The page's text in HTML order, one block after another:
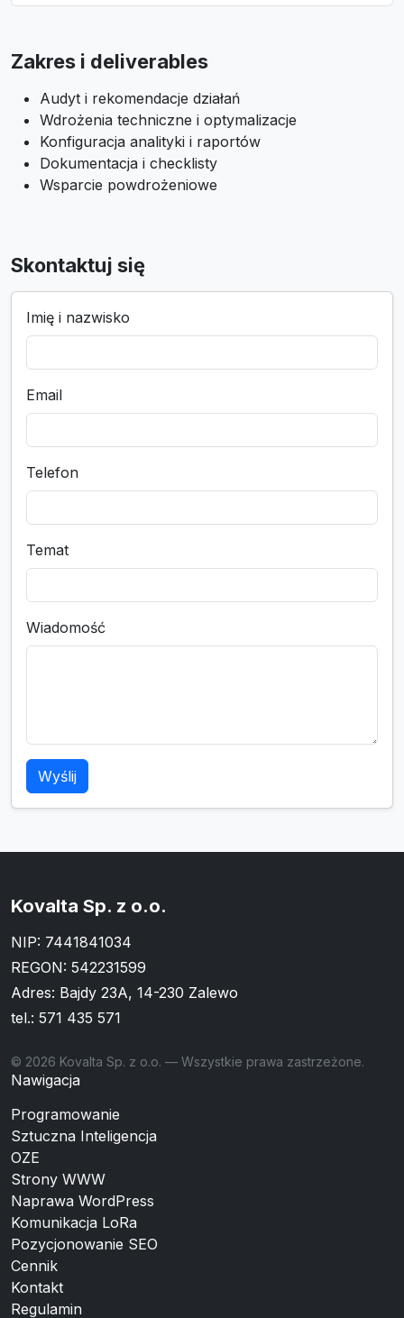
Zakres i deliverables
Audyt i rekomendacje działań
Wdrożenia techniczne i optymalizacje
Konfiguracja analityki i raportów
Dokumentacja i checklisty
Wsparcie powdrożeniowe
Skontaktuj się
Imię i nazwisko
Email
Telefon
Temat
Wiadomość
Wyślij
Kovalta Sp. z o.o.
NIP: 7441841034
REGON: 542231599
Adres: Bajdy 23A, 14-230 Zalewo
tel.: 571 435 571
© 2026 Kovalta Sp. z o.o. — Wszystkie prawa zastrzeżone.
Nawigacja
Programowanie
Sztuczna Inteligencja
OZE
Strony WWW
Naprawa WordPress
Komunikacja LoRa
Pozycjonowanie SEO
Cennik
Kontakt
Regulamin